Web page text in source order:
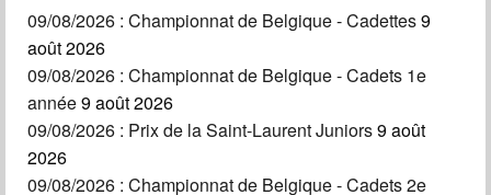
09/08/2026 : Championnat de Belgique - Cadettes 9
août 2026
09/08/2026 : Championnat de Belgique - Cadets 1e
année 9 août 2026
09/08/2026 : Prix de la Saint-Laurent Juniors 9 août
2026
09/08/2026 : Championnat de Belgique - Cadets 2e